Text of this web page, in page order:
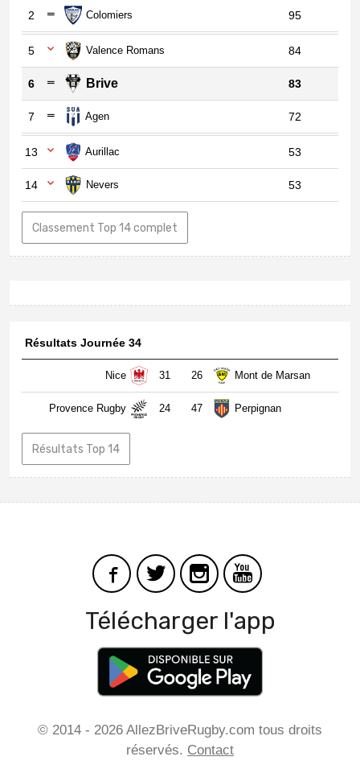
2 Colomiers 95
5 Valence Romans 84
6 Brive 83
7 Agen 72
13 Aurillac 53
14 Nevers 53
Classement Top 14 complet
Résultats Journée 34
Nice 31 26 Mont de Marsan
Provence Rugby 24 47 Perpignan
Résultats Top 14
Télécharger l'app
© 2014 - 2026 AllezBriveRugby.com tous droits
réservés. Contact